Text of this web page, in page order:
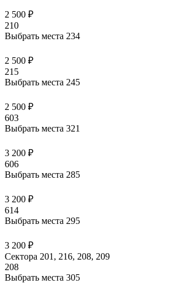
2 500 ₽
210
Выбрать места 234
2 500 ₽
215
Выбрать места 245
2 500 ₽
603
Выбрать места 321
3 200 ₽
606
Выбрать места 285
3 200 ₽
614
Выбрать места 295
3 200 ₽
Сектора 201, 216, 208, 209
208
Выбрать места 305